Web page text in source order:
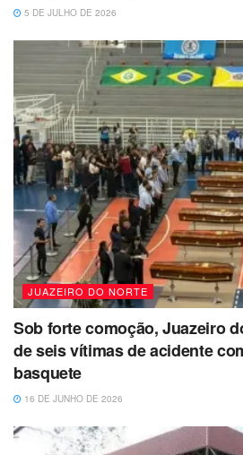
5 DE JULHO DE 2026
JUAZEIRO DO NORTE
Sob forte comoção, Juazeiro
de seis vítimas de acidente
basquete
16 DE JUNHO DE 2026